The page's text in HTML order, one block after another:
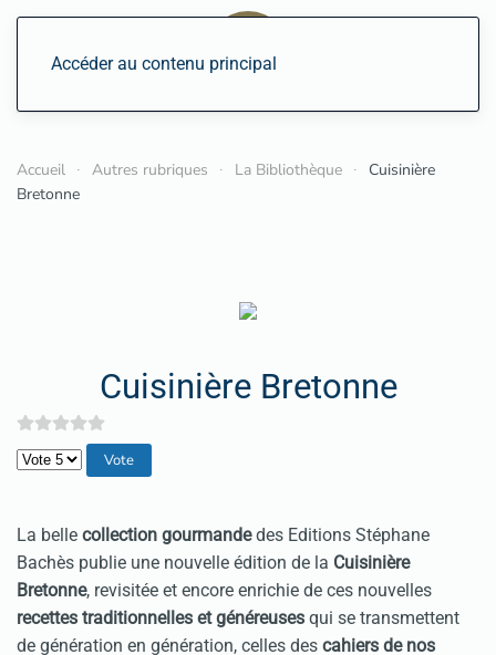
Accéder au contenu principal
Accueil Autres rubriques La Bibliothèque
Cuisinière
Bretonne
Cuisinière Bretonne
Veuillez voter
La belle collection gourmandedes Editions Stéphane
Bachès publie une nouvelle édition de la Cuisinière
Bretonne, revisitée et encore enrichie de ces nouvelles
recettes traditionnelles et généreuses qui se transmettent
de génération en génération, celles des cahiers de nos